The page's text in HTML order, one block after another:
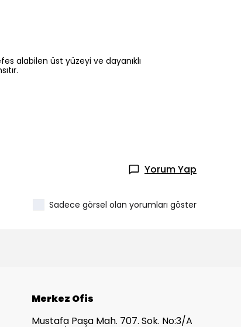
alabilen üst yüzeyi ve dayanıklı
Yorum Yap
Sadece görsel olan yorumları göster
Merkez Ofis
Mustafa Paşa Mah. 707. Sok. No:3/A